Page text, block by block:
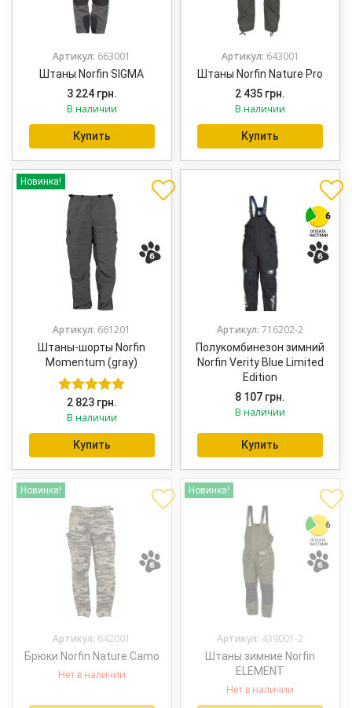
Артикул: 663001
Штаны Norfin SIGMA
3 224 грн.
В наличии
Купить
Артикул: 643001
Штаны Norfin Nature Pro
2 435 грн.
В наличии
Купить
Новинка!
Артикул: 661201
Штаны-шорты Norfin
Momentum (gray)
Оценка5.00
из 5
2 823 грн.
В наличии
Купить
Артикул:716202-2
Полукомбинезон зимний
Norfin Verity Blue Limited
Edition
8 107 грн.
В наличии
Купить
Новинка!
Артикул: 642001
Брюки Norfin Nature Camo
Нет в наличии
Новинка!
Артикул: 439001-2
Штаны зимние Norfin
ELEMENT
Нет в наличии